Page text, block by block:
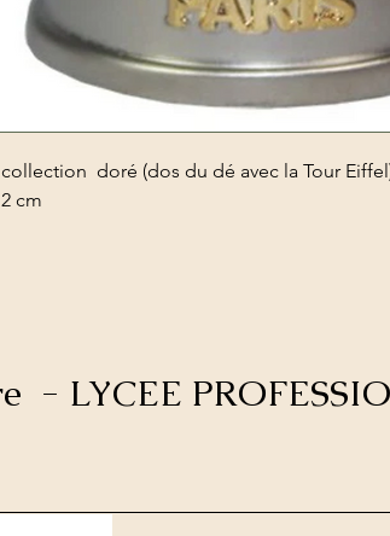
doré (dos du dé avec la Tour
cm
- LYCEE